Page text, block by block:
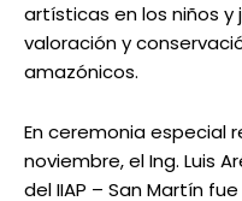
artísticas en los niños y
valoración y
amazónicos.
En ceremonia especial
noviembre, el Ing. Luis
del IIAP – San Martín